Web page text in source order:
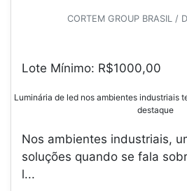
CORTEM GROUP BRASIL /
Lote Mínimo: R$1000,00
Luminária de led nos ambientes industriais
destaque
Nos ambientes industriais,
soluções quando se fala
l...